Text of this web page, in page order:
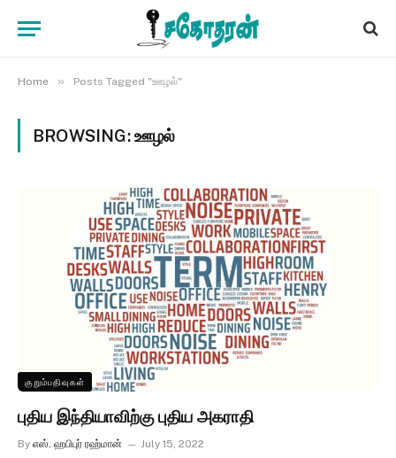
Home » Posts Tagged "ஊழல்"
BROWSING:ஊழல்
குறும்பதிவுகள்
புதிய இந்தியாவிற்கு புதிய அகராதி
By எஸ். ஹபிபுர் ரஹ்மான் July 15, 2022